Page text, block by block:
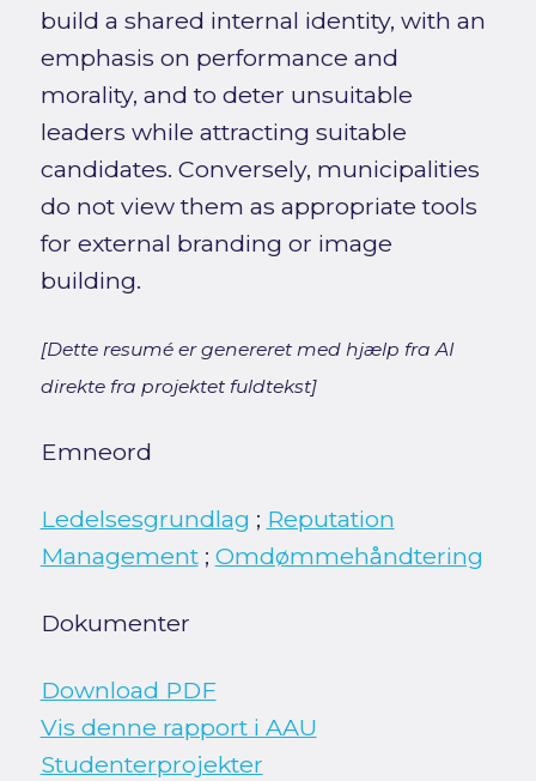
build a shared internal identity, with an
emphasis on performance and
morality, and to deter unsuitable
leaders while attracting suitable
candidates. Conversely, municipalities
do not view them as appropriate tools
for external branding or image
building.
[Dette resumé er genereret med hjælp fra AI
direkte fra projektet fuldtekst]
Emneord
Ledelsesgrundlag ; Reputation
Management; Omdømmehåndtering
Dokumenter
Download PDF
Vis denne rapport i AAU
Studenterprojekter